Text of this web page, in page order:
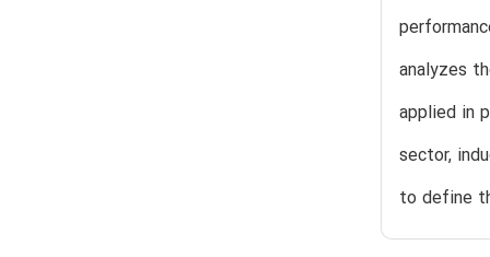
analyzes
applied in
sector,
to define